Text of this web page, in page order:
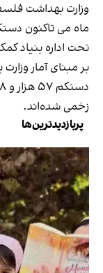
وزارت بهداشت
تحت اداره بنیاد
بر مبنای آمار
زخمی شده‌اند.
پربازدیدترین‌ها